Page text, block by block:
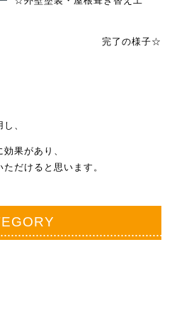
完了の様子☆
、
果があり、
だけると思います。